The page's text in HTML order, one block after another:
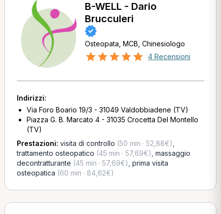
B-WELL - Dario
Brucculeri
Osteopata, MCB, Chinesiologo
4 Recensioni
Indirizzi:
Via Foro Boario 19/3 - 31049 Valdobbiadene (TV)
Piazza G. B. Marcato 4 - 31035 Crocetta Del Montello
(TV)
Prestazioni: visita di controllo (50 min · 52,88€)
trattamento osteopatico (45 min · 57,69€) massaggio
decontratturante (45 min · 57,69€) prima visita
osteopatica (60 min · 84,62€)